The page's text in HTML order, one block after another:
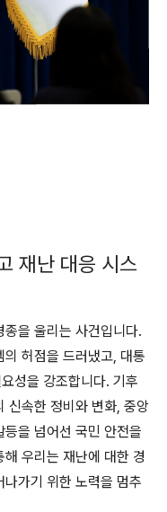
재난 대응 시스
을 울리는 사건입니다.
허점을 드러냈고, 대통
성을 강조합니다. 기후
신속한 정비와 변화, 중앙
을 넘어선 국민 안전을
우리는 재난에 대한 경
가기 위한 노력을 멈추